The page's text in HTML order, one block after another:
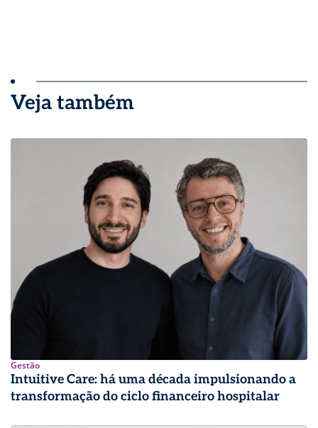
Veja também
Gestão
Intuitive Care: há uma década impulsionando a
transformação do ciclo financeiro hospitalar